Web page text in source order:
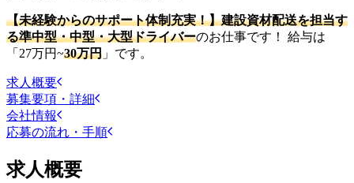
【未経験からのサポート体制充実！】建設資材配送を担当す
る準中型・中型・大型ドライバーのお仕事です！ 給与は
「27万円~30万円 」です。
求人概要
募集要項・詳細
会社情報
応募の流れ・手順
求人概要